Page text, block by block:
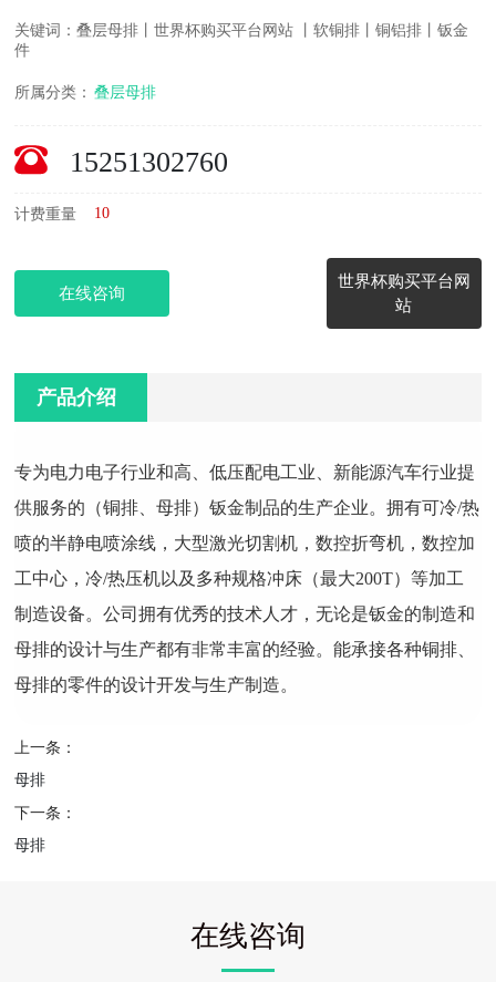
关键词：叠层母排丨世界杯购买平台网站 丨软铜排丨铜铝排丨钣金
件
所属分类： 叠层母排
15251302760
计费重量 10
在线咨询
世界杯购买平台网
站
产品介绍
专为电力电子行业和高、低压配电工业、新能源汽车行业提
供服务的（铜排、母排）钣金制品的生产企业。拥有可冷/热
喷的半静电喷涂线，大型激光切割机，数控折弯机，数控加
工中心，冷/热压机以及多种规格冲床（最大200T）等加工
制造设备。公司拥有优秀的技术人才，无论是钣金的制造和
母排的设计与生产都有非常丰富的经验。能承接各种铜排、
母排的零件的设计开发与生产制造。
上一条：
母排
下一条：
母排
在线咨询